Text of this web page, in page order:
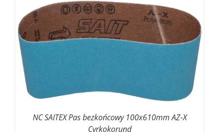
0,00 zł
do
31,84 zł
NC SAITEX Pas bezkońcowy 100x610mm AZ-X
Cyrkokorund